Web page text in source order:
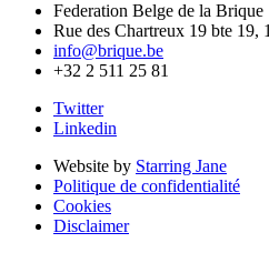
Federation Belge de la Brique
Rue des Chartreux 19 bte
info@brique.be
+32 2 511 25 81
Twitter
Linkedin
Website by Starring Jane
Politique de confidentialité
Cookies
Disclaimer